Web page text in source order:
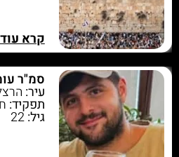
קרא
סמ"ר
עיר:
תפקיד:
גיל:22